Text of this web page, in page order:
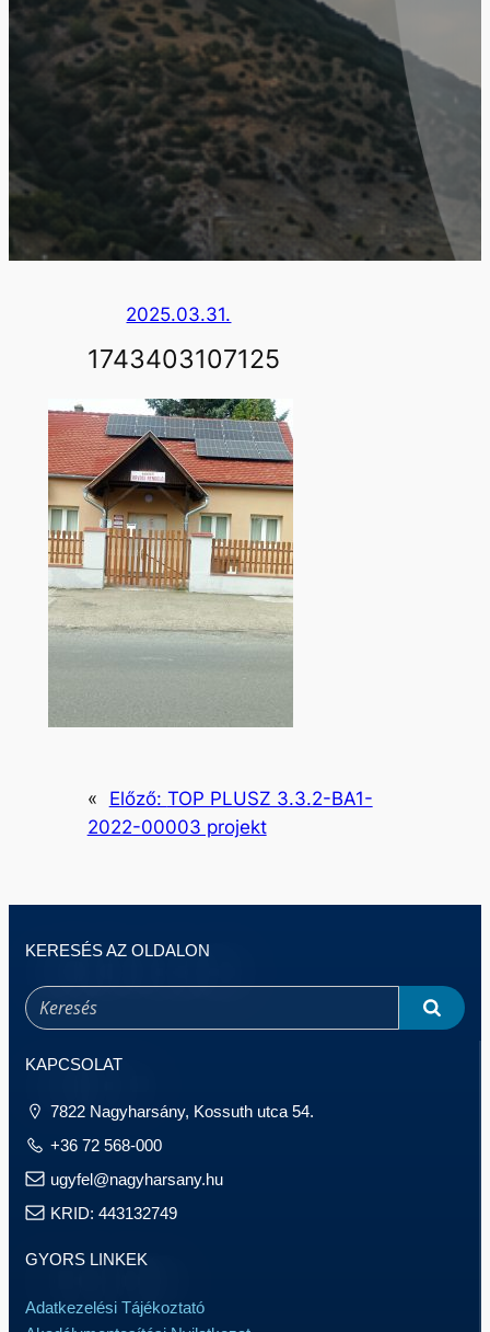
2025.03.31.
1743403107125
« Előző: TOP PLUSZ 3.3.2-BA1-
2022-00003 projekt
KERESÉS AZ OLDALON
KAPCSOLAT
7822 Nagyharsány, Kossuth utca 54.
+36 72 568-000
ugyfel@nagyharsany.hu
KRID: 443132749
GYORS LINKEK
Adatkezelési Tájékoztató